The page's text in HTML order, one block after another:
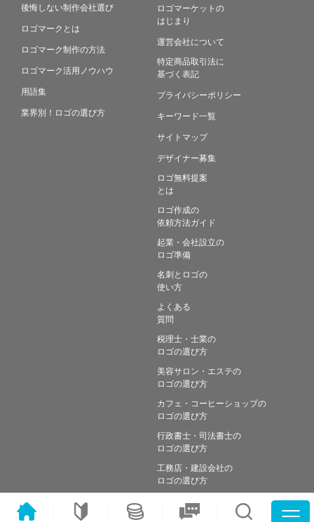
後悔しない制作会社選び
ロゴマークとは
ロゴマーク制作の方法
ロゴマーク活用ノウハウ
用語集
業界別！ロゴの選び方
ロゴマーケットの
はじまり
運営会社について
特定商品取引法に
基づく表記
プライバシーポリシー
キーワード一覧
サイトマップ
デザイナー募集
ロゴ無料提案
とは
ロゴ作成の
依頼方法ガイド
起業・会社設立の
ロゴ準備
名刺とロゴの
使い方
よくある
質問
税理士・士業の
ロゴの選び方
美容サロン・エステの
ロゴの選び方
カフェ・コーヒーショップの
ロゴの選び方
行政書士・司法書士の
ロゴの選び方
工務店・建設会社の
ロゴの選び方